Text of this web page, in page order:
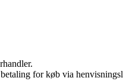
for køb via